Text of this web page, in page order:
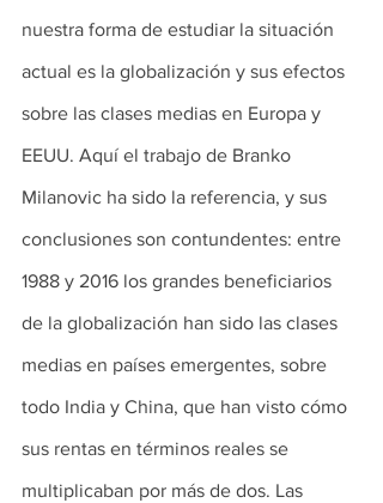
nuestra forma de estudiar la situación
actual es la globalización y sus efectos
sobre las clases medias en Europa y
EEUU. Aquí el trabajo de Branko
Milanovic ha sido la referencia, y sus
conclusiones son contundentes: entre
1988 y 2016 los grandes beneficiarios
de la globalización han sido las clases
medias en países emergentes, sobre
todo India y China, que han visto cómo
sus rentas en términos reales se
multiplicaban por más de dos. Las